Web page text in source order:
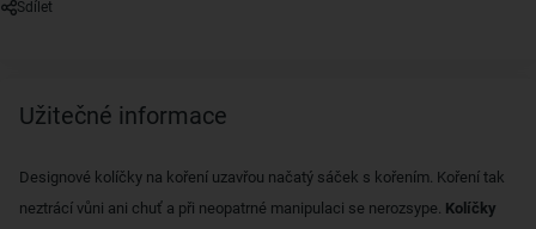
Sdílet
Užitečné informace
Designové kolíčky na koření uzavřou načatý sáček s kořením. Koření tak
neztrácí vůni ani chuť a při neopatrné manipulaci se nerozsype. Kolíčky